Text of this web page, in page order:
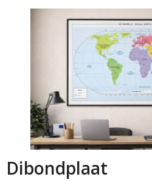
Dibondplaat